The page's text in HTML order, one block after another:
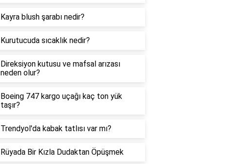
Kayra blush şarabı nedir?
Kurutucuda sıcaklık nedir?
Direksiyon kutusu ve mafsal arızası
neden olur?
Boeing 747 kargo uçağı kaç ton yük
taşır?
Trendyol'da kabak tatlısı var mı?
Rüyada Bir Kızla Dudaktan Öpüşmek